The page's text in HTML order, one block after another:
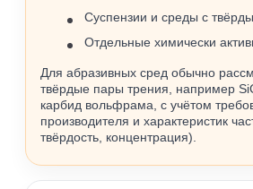
Суспензии и среды с
Отдельные химически
Для абразивных сред обычно
твёрдые пары трения, например
карбид вольфрама, с учётом
производителя и характеристик
твёрдость, концентрация).